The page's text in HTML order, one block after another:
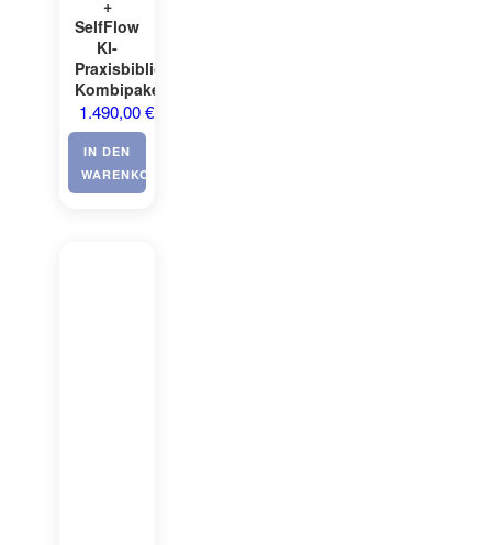
+
SelfFlow
KI-
Praxisbibliothek
Kombipaket
1.490,00€
IN DEN
WARENKORB